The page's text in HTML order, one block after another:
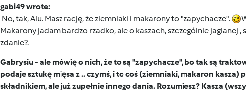
gabi49 wrote:
No, tak, Alu. Masz rację, że ziemniaki i makarony to "zapychacze".
Makarony jadam bardzo rzadko, ale o kaszach, szczególnie jaglanej ,
zdanie?.
Gabrysiu - ale mówię o nich, że to są "zapychacze", bo tak są
podaje sztukę mięsa z .. czymś, i to coś (ziemniaki, makaron
składnikiem, ale już zupełnie innego dania. Rozumiesz? Kasza